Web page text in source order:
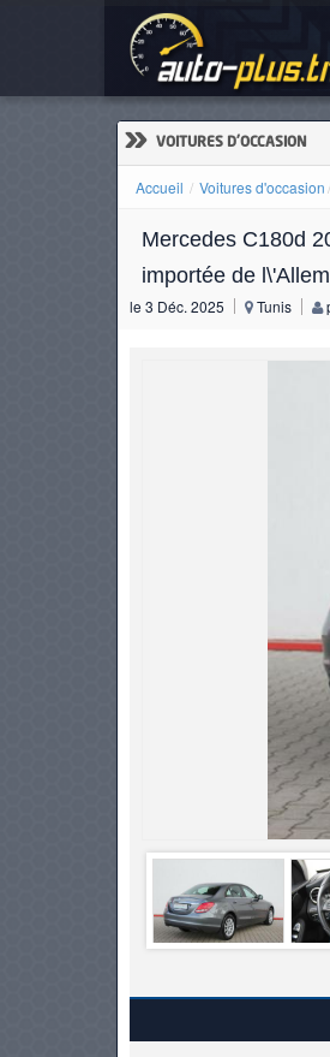
» VOITURES D'OCCASION
Accueil Voitures d'occasion
Mercedes C180d
importée de
le 3 Déc. 2025 Tunis
ACTUALITÉS